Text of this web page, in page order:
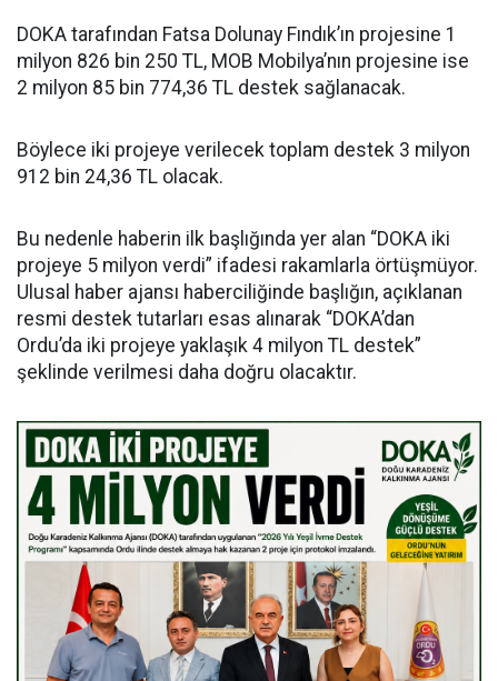
DOKA tarafından Fatsa Dolunay Fındık’ın projesine 1
milyon 826 bin 250 TL, MOB Mobilya’nın projesine ise
2 milyon 85 bin 774,36 TL destek sağlanacak.
Böylece iki projeye verilecek toplam destek 3 milyon
912 bin 24,36 TL olacak.
Bu nedenle haberin ilk başlığında yer alan “DOKA iki
projeye 5 milyon verdi” ifadesi rakamlarla örtüşmüyor.
Ulusal haber ajansı haberciliğinde başlığın, açıklanan
resmi destek tutarları esas alınarak “DOKA’dan
Ordu’da iki projeye yaklaşık 4 milyon TL destek”
şeklinde verilmesi daha doğru olacaktır.